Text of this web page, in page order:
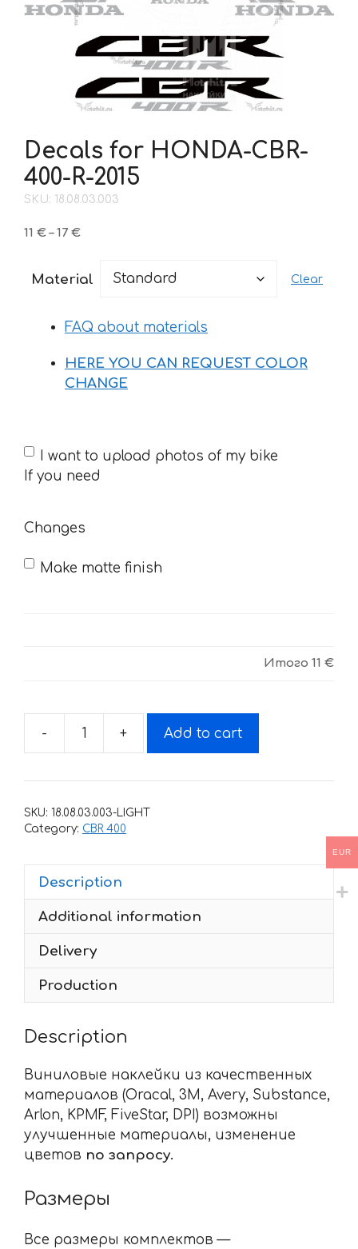
Decals for HONDA-CBR-
400-R-2015
SKU: 18.08.03.003
11 € – 17 €Price
through
Material Clear
FAQ about materials
HERE YOU CAN REQUEST COLOR
CHANGE
If
you
I want to upload photos of my bike
If you need
Changes
Make matte finish
Итого 11 €
-
Decals
HONDA-
+ Add to cart
SKU: 18.08.03.003-LIGHT
Category: CBR 400
Description
Additional information
Delivery
Production
Description
Виниловые наклейки из качественных
материалов (Oracal, 3M, Avery, Substance,
Arlon, KPMF, FiveStar, DPI) возможны
улучшенные материалы, изменение
цветов по запросу.
Размеры
Все размеры комплектов —
EUR